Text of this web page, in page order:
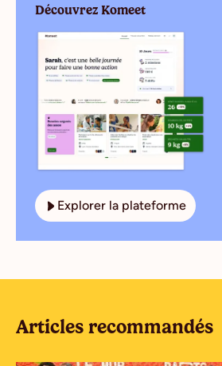
Découvrez Komeet
Explorer la plateforme
Articles recommandés